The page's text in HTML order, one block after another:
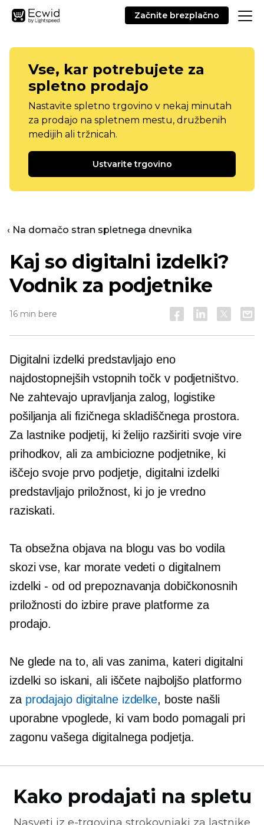
Začnite brezplačno
Vse, kar potrebujete za
spletno prodajo
Nastavite spletno trgovino v nekaj minutah
za prodajo na spletnem mestu, družbenih
medijih ali tržnicah.
Ustvarite trgovino
‹ Na domačo stran spletnega dnevnika
Kaj so digitalni izdelki?
Vodnik za podjetnike
16 min bere
Digitalni izdelki predstavljajo eno
najdostopnejših vstopnih točk v podjetništvo.
Ne zahtevajo upravljanja zalog, logistike
pošiljanja ali fizičnega skladiščnega prostora.
Za lastnike podjetij, ki želijo razširiti svoje vire
prihodkov, ali za ambiciozne podjetnike, ki
iščejo svoje prvo podjetje, digitalni izdelki
predstavljajo priložnost, ki jo je vredno
raziskati.
Ta obsežna objava na blogu vas bo vodila
skozi vse, kar morate vedeti o digitalnem
izdelki - od od prepoznavanja dobičkonosnih
priložnosti do izbire prave platforme za
prodajo.
Ne glede na to, ali vas zanima, kateri digitalni
izdelki so iskani, ali iščete najboljšo platformo
za prodajajo digitalne izdelke, boste našli
uporabne vpoglede, ki vam bodo pomagali pri
zagonu vašega digitalnega podjetja.
Kako prodajati na spletu